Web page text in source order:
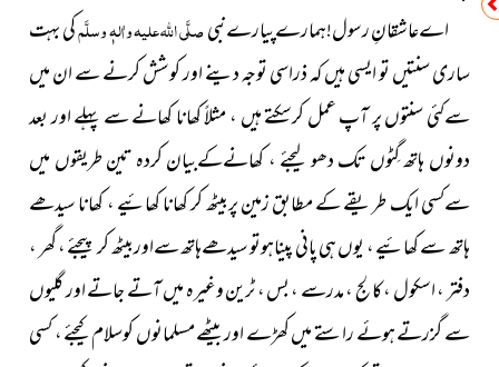
اےعاشقانِ رسول!ہمارےپیارےنبیصلَّی اللہ علیہ واٰلہٖ وسلَّمکی بہت
ساری سنتیں تو ایسی ہیں کہ ذراسی توجہ دینے اور کوشش کرنے سے ان میں
سےکئی سنتوں پر آپ عمل کرسکتے ہیں ، مثلاً کھانا کھانے سے پہلے اور بعد
دونوں ہاتھ گِٹوں تک دھو لیجئے ، کھانےکےبیان کردہ تین طریقوں میں
سےکسی ایک طریقے کے مطابق زمین پربیٹھ کر کھانا کھائیے ، کھانا سیدھے
ہاتھ سے کھائیے ، یوں ہی پانی پیناہوتو سیدھےہاتھ سےاوربیٹھ کر پیجئے ، گھر ،
دفتر ، اسکول ، کالج ، مدرسے ، بس ، ٹرین وغیرہ میں آتے جاتے اور گلیوں
سے گزرتے ہوئے راستے میں کھڑے اور بیٹھے مسلمانوں کوسلام کیجئے ، کسی